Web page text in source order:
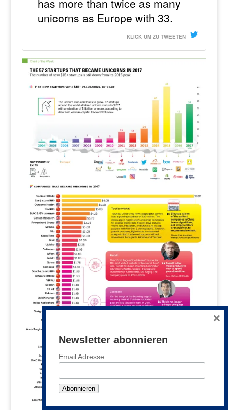
has more than twice as many
unicorns as Europe with 33.
KLICK UM ZU TWEETEN
Newsletter abonnieren
Email Adresse
×